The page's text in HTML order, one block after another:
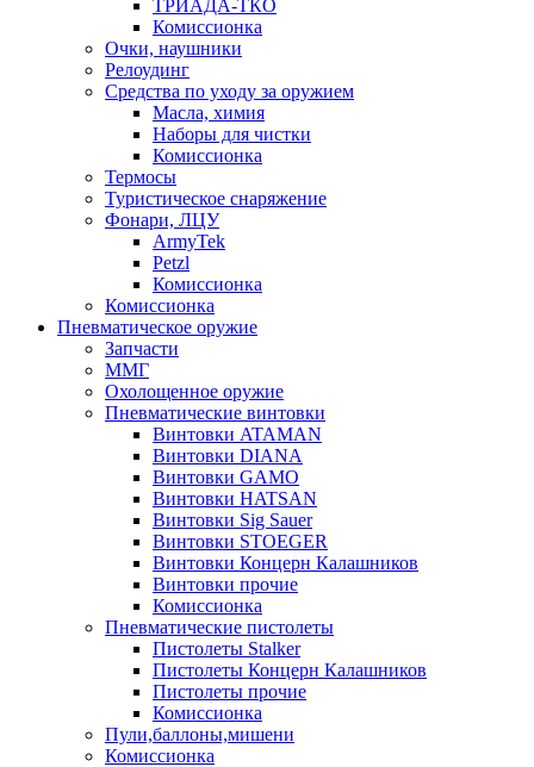
ТРИАДА-ТКО
Комиссионка
Очки, наушники
Релоудинг
Средства по уходу за оружием
Масла, химия
Наборы для чистки
Комиссионка
Термосы
Туристическое снаряжение
Фонари, ЛЦУ
ArmyTek
Petzl
Комиссионка
Комиссионка
Пневматическое оружие
Запчасти
ММГ
Охолощенное оружие
Пневматические винтовки
Винтовки ATAMAN
Винтовки DIANA
Винтовки GAMO
Винтовки HATSAN
Винтовки Sig Sauer
Винтовки STOEGER
Винтовки Концерн Калашников
Винтовки прочие
Комиссионка
Пневматические пистолеты
Пистолеты Stalker
Пистолеты Концерн Калашников
Пистолеты прочие
Комиссионка
Пули,баллоны,мишени
Комиссионка